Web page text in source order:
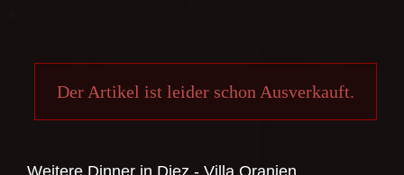
Der Artikel ist leider schon Ausverkauft.
Weitere Dinner in Diez - Villa Oranien